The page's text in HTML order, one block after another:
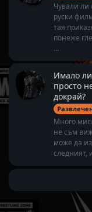
Чували ли
руски
тая
понеже
...
Имало
просто
докрай?
Много
не съм
може да
следният,